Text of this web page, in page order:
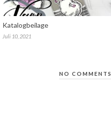
Katalogbeilage
Juli 10, 2021
NO COMMENTS